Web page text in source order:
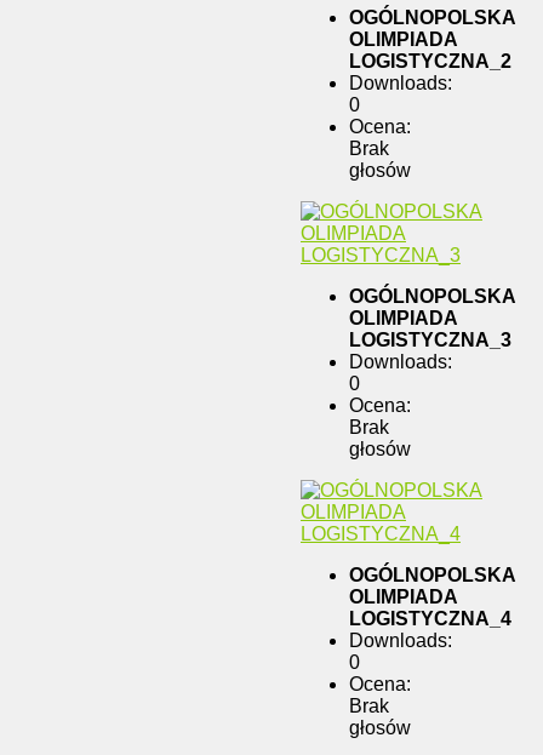
OGÓLNOPOLSKA
OLIMPIADA
LOGISTYCZNA_2
Downloads:
0
Ocena:
Brak
głosów
OGÓLNOPOLSKA
OLIMPIADA
LOGISTYCZNA_3
Downloads:
0
Ocena:
Brak
głosów
OGÓLNOPOLSKA
OLIMPIADA
LOGISTYCZNA_4
Downloads:
0
Ocena:
Brak
głosów